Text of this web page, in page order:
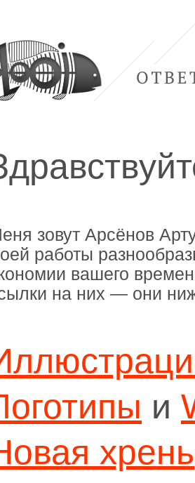
зовут Арсёнов
работы
вашего
на них — они
и
хрень